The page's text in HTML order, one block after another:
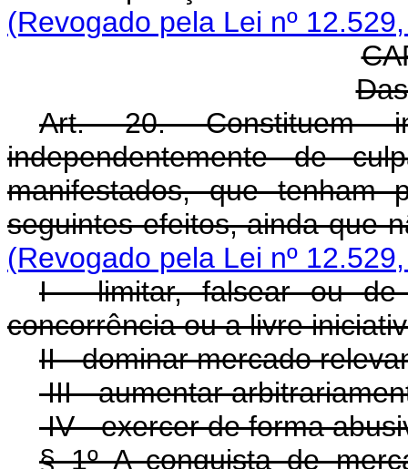
(Revogado pela Lei nº
Art. 20. Constituem
independentemente de
manifestados, que tenham
seguintes efeitos, ainda que
(Revogado pela Lei nº
I - limitar, falsear ou de
concorrência ou a livre
II - dominar mercado
III - aumentar
IV - exercer de forma
§ 1º A conquista de